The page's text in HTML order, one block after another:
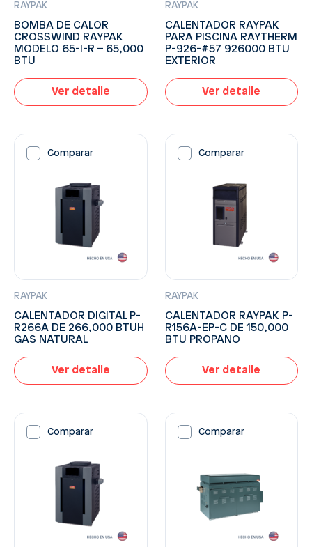
RAYPAK
BOMBA DE CALOR
CROSSWIND RAYPAK
MODELO 65-I-R – 65,000
BTU
Ver detalle
RAYPAK
CALENTADOR RAYPAK
PARA PISCINA RAYTHERM
P-926-#57 926000 BTU
EXTERIOR
Ver detalle
Comparar
RAYPAK
CALENTADOR DIGITAL P-
R266A DE 266,000 BTUH
GAS NATURAL
Ver detalle
Comparar
RAYPAK
CALENTADOR RAYPAK P-
R156A-EP-C DE 150,000
BTU PROPANO
Ver detalle
Comparar Comparar